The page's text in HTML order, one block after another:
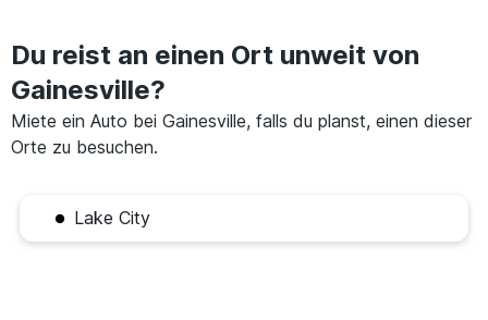
Du reist an einen Ort unweit von
Gainesville?
Miete ein Auto bei Gainesville, falls du planst, einen dieser
Orte zu besuchen.
Lake City